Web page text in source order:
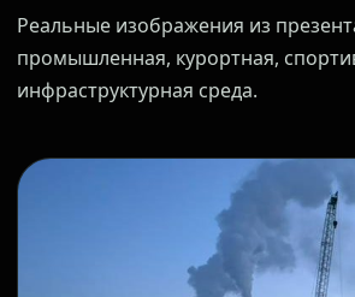
Реальные изображения из
промышленная, курортная,
инфраструктурная среда.